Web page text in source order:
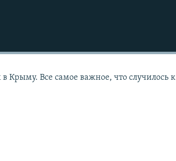
Крыму. Все самое важное, что случилось к